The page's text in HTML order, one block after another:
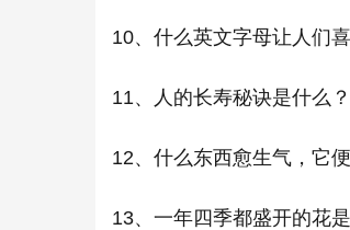
10、什么英文字母让人们
11、人的长寿秘诀是什么
12、什么东西愈生气，它
13、一年四季都盛开的花